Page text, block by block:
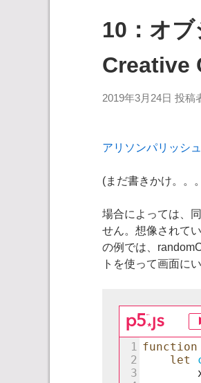
10：オ
Creative
2019年3月24日 投稿
アリソンパリッシュ
(まだ書きかけ。。
場合によっては、
せん。想像されて
の例では、
トを使って画面に